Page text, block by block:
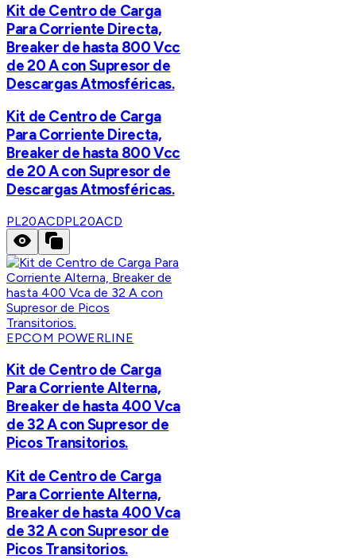
Kit de Centro de Carga
Para Corriente Directa,
Breaker de hasta 800 Vcc
de 20 A con Supresor de
Descargas Atmosféricas.
Kit de Centro de Carga
Para Corriente Directa,
Breaker de hasta 800 Vcc
de 20 A con Supresor de
Descargas Atmosféricas.
PL20ACDPL20ACD
EPCOM POWERLINE
Kit de Centro de Carga
Para Corriente Alterna,
Breaker de hasta 400 Vca
de 32 A con Supresor de
Picos Transitorios.
Kit de Centro de Carga
Para Corriente Alterna,
Breaker de hasta 400 Vca
de 32 A con Supresor de
Picos Transitorios.